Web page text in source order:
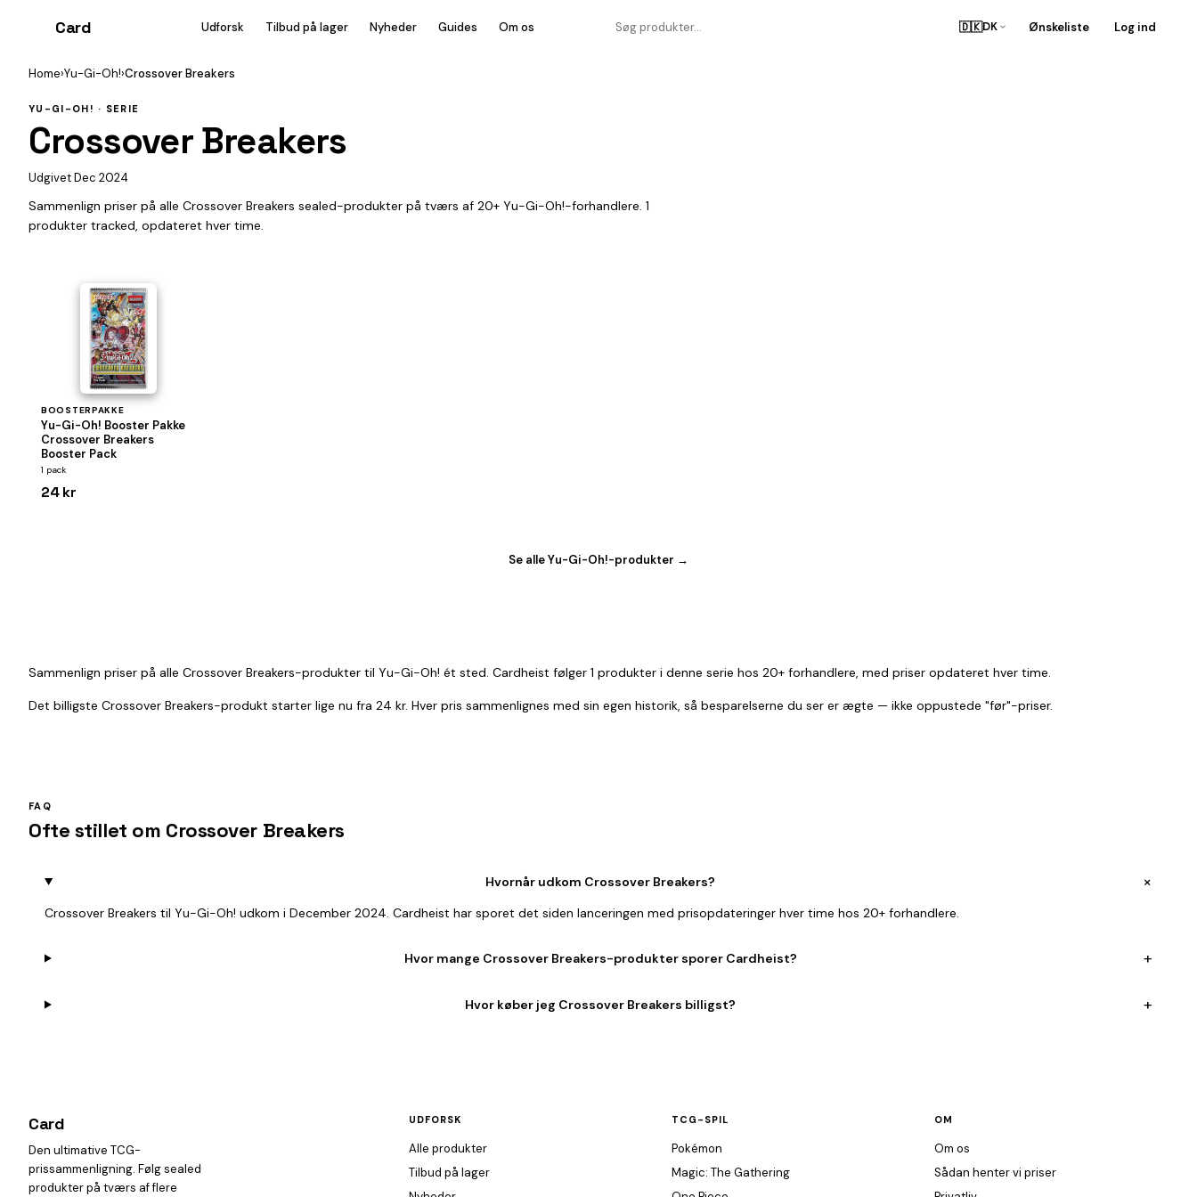
Card Udforsk Tilbud på lager Nyheder Guides Om os 🇩🇰DK Ønskeliste Log ind
Home›Yu-Gi-Oh!›Crossover Breakers
YU-GI-OH! · SERIE
Crossover Breakers
Udgivet Dec 2024
Sammenlign priser på alle Crossover Breakers sealed-produkter på tværs af 20+ Yu-Gi-Oh!-forhandlere. 1
produkter tracked, opdateret hver time.
BOOSTERPAKKE
Yu-Gi-Oh! Booster Pakke
Crossover Breakers
Booster Pack
1 pack
24 kr
Se alle Yu-Gi-Oh!-produkter →
Sammenlign priser på alle Crossover Breakers-produkter til Yu-Gi-Oh! ét sted. Cardheist følger 1 produkter i denne serie hos 20+ forhandlere, med priser opdateret hver time.
Det billigste Crossover Breakers-produkt starter lige nu fra 24 kr. Hver pris sammenlignes med sin egen historik, så besparelserne du ser er ægte — ikke oppustede "før"-priser.
FAQ
Ofte stillet om Crossover Breakers
Hvornår udkom Crossover Breakers? +
Crossover Breakers til Yu-Gi-Oh! udkom i December 2024. Cardheist har sporet det siden lanceringen med prisopdateringer hver time hos 20+ forhandlere.
Hvor mange Crossover Breakers-produkter sporer Cardheist? +
Hvor køber jeg Crossover Breakers billigst? +
Card
Den ultimative TCG-
prissammenligning. Følg sealed
produkter på tværs af flere
UDFORSK
Alle produkter
Tilbud på lager
TCG-SPIL
Pokémon
Magic: The Gathering
OM
Om os
Sådan henter vi priser